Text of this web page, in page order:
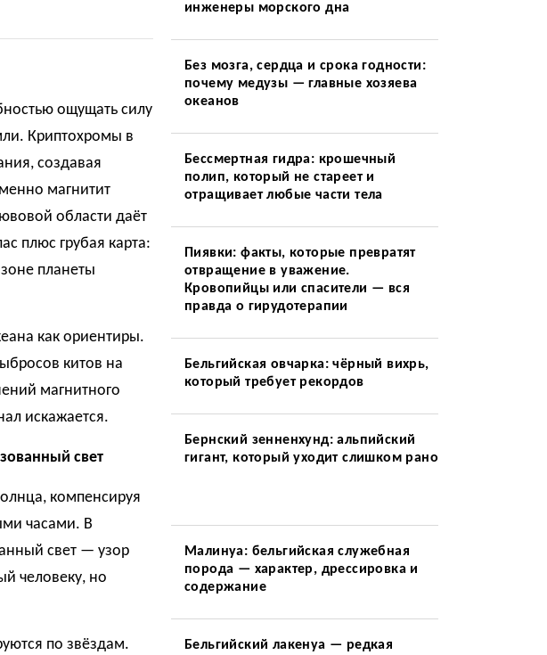
ощущать силу
Криптохромы в
создавая
магнитит
области даёт
плюс грубая карта:
планеты
как ориентиры.
китов на
магнитного
искажается.
свет
компенсируя
часами. В
свет — узор
человеку, но
по звёздам.
инженеры морского дна
Без мозга, сердца и срока годности:
почему медузы — главные хозяева
океанов
Бессмертная гидра: крошечный
полип, который не стареет и
отращивает любые части тела
Пиявки: факты, которые превратят
отвращение в уважение.
Кровопийцы или спасители — вся
правда о гирудотерапии
Бельгийская овчарка: чёрный вихрь,
который требует рекордов
Бернский зенненхунд: альпийский
гигант, который уходит слишком рано
Малинуа: бельгийская служебная
порода — характер, дрессировка и
содержание
Бельгийский лакенуа — редкая